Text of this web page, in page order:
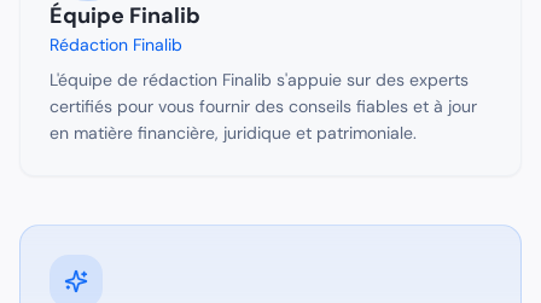
Équipe Finalib
Rédaction Finalib
L'équipe de rédaction Finalib s'appuie sur des experts
certifiés pour vous fournir des conseils fiables et à jour
en matière financière, juridique et patrimoniale.